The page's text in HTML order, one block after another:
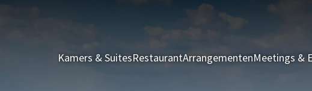
Kamers & SuitesRestaurantArrangementenMeetings &